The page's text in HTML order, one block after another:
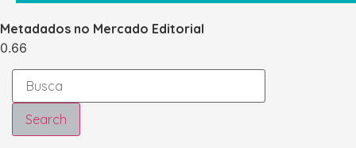
Metadados no Mercado Editorial
Search